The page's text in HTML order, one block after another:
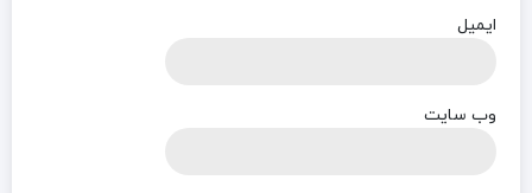
ایمیل
وب‌ سایت